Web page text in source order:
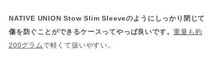
NATIVE UNION Stow Slim Sleeveのようにしっかり閉じて
傷を防ぐことができるケースってやっぱ良いです。重量も約
200グラム で軽くて扱いやすい。